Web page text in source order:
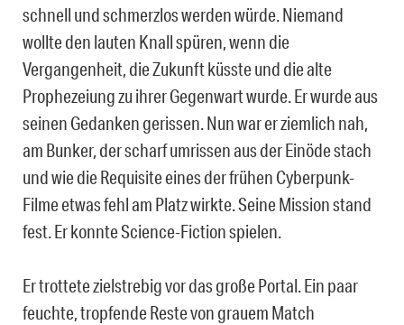
schnell und schmerzlos werden würde. Niemand
wollte den lauten Knall spüren, wenn die
Vergangenheit, die Zukunft küsste und die alte
Prophezeiung zu ihrer Gegenwart wurde. Er wurde aus
seinen Gedanken gerissen. Nun war er ziemlich nah,
am Bunker, der scharf umrissen aus der Einöde stach
und wie die Requisite eines der frühen Cyberpunk-
Filme etwas fehl am Platz wirkte. Seine Mission stand
fest. Er konnte Science-Fiction spielen.
Er trottete zielstrebig vor das große Portal. Ein paar
feuchte, tropfende Reste von grauem Match